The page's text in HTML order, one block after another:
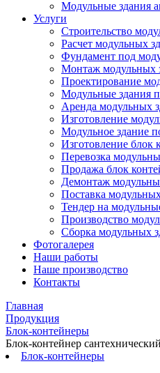
Модульные здания
Услуги
Строительство
Расчет модульных
Фундамент под
Монтаж модульных
Проектирование
Модульные здания
Аренда модульных
Изготовление
Модульное здание
Изготовление блок
Перевозка
Продажа блок
Демонтаж
Поставка
Тендер на
Производство
Сборка модульных
Фотогалерея
Наши работы
Наше производство
Контакты
Главная
Продукция
Блок-контейнеры
Блок-контейнер
Блок-контейнеры